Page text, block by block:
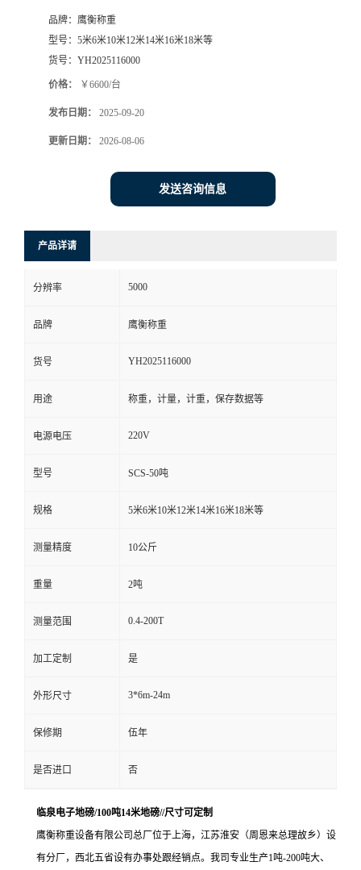
品牌： 鹰衡称重
型号： 5米6米10米12米14米16米18米等
货号： YH2025116000
价格： ￥6600/台
发布日期： 2025-09-20
更新日期： 2026-08-06
发送咨询信息
产品详请
分辨率 5000
品牌 鹰衡称重
货号 YH2025116000
用途 称重，计量，计重，保存数据等
电源电压 220V
型号 SCS-50吨
规格 5米6米10米12米14米16米18米等
测量精度 10公斤
重量 2吨
测量范围 0.4-200T
加工定制 是
外形尺寸 3*6m-24m
保修期 伍年
是否进口 否
临泉电子地磅/100吨14米地磅//尺寸可定制
鹰衡称重设备有限公司 总厂位于上海，江苏淮安 （周恩来总理故乡） 设
有分厂， 西北五省设有办事处跟经销点。我司专业生产1 吨-200吨大、